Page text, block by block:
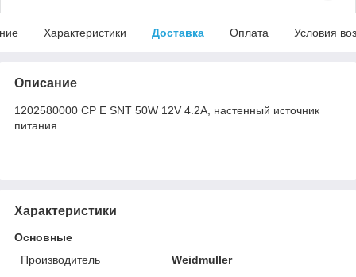
Характеристики Доставка Оплата Условия
Описание
1202580000 CP E SNT 50W 12V 4.2A, настенный источник
питания
Характеристики
Основные
Производитель
Weidmuller